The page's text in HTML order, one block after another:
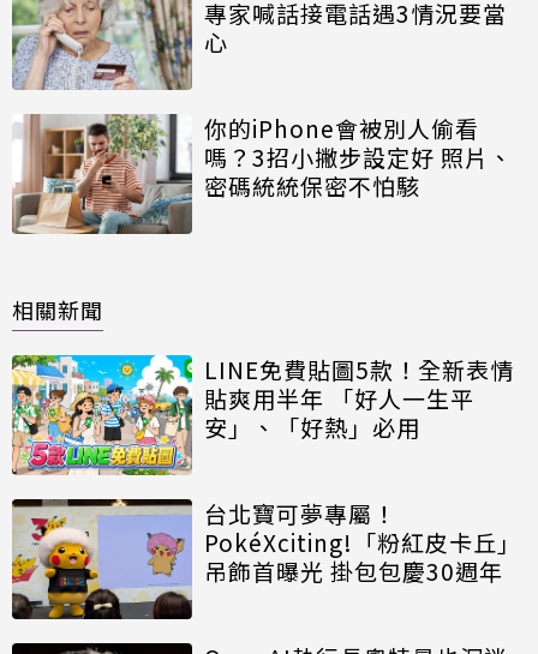
專家喊話接電話遇3情況要當
心
你的iPhone會被別人偷看
嗎？3招小撇步設定好 照片、
密碼統統保密不怕駭
相關新聞
LINE免費貼圖5款！全新表情
貼爽用半年 「好人一生平
安」、「好熱」必用
台北寶可夢專屬！
PokéXciting!「粉紅皮卡丘」
吊飾首曝光 掛包包慶30週年